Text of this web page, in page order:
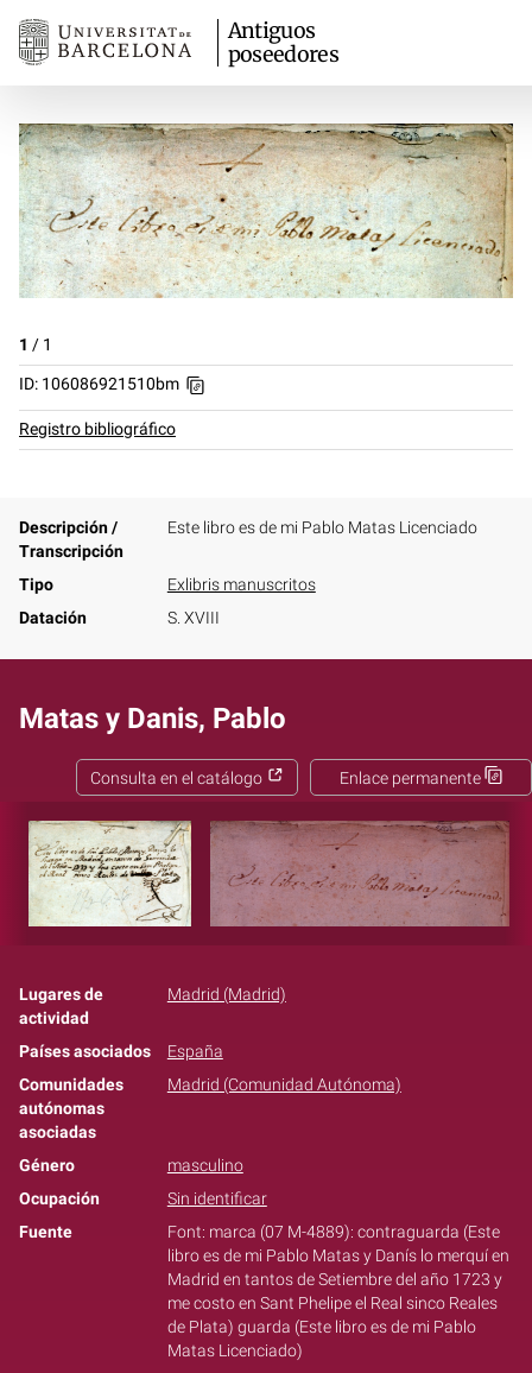
Antiguos
poseedores
1 / 1
ID: 106086921510bm
Registro bibliográfico
Descripción /
Transcripción
Este libro es de mi Pablo Matas Licenciado
Tipo
Exlibris manuscritos
Datación
S. XVIII
Matas y Danis, Pablo
Enlace permanente
Consulta en el catálogo
Lugares de
actividad
Madrid (Madrid)
Países asociados
España
Comunidades
autónomas
asociadas
Madrid (Comunidad Autónoma)
Género
masculino
Ocupación
Sin identificar
Fuente
Font: marca (07 M-4889): contraguarda (Este
libro es de mi Pablo Matas y Danís lo merquí en
Madrid en tantos de Setiembre del año 1723 y
me costo en Sant Phelipe el Real sinco Reales
de Plata) guarda (Este libro es de mi Pablo
Matas Licenciado)